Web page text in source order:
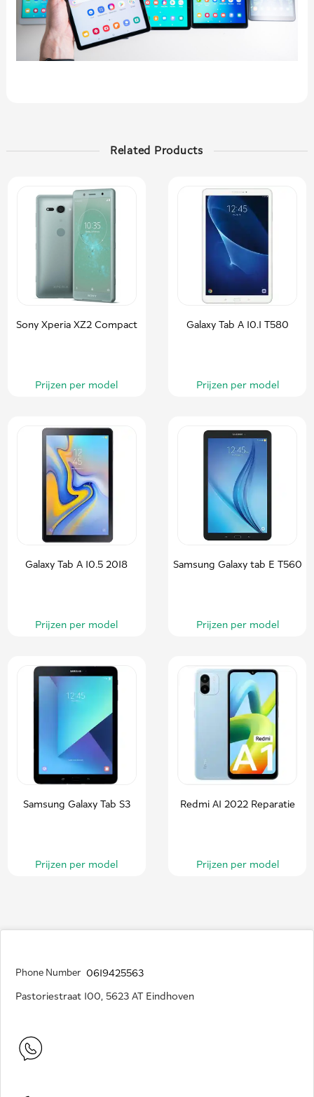
Related Products
Sony Xperia XZ2 Compact
Prijzen per model
Galaxy Tab A 10.1 T580
Prijzen per model
Galaxy Tab A 10.5 2018
Prijzen per model
Samsung Galaxy tab E T560
Prijzen per model
Samsung Galaxy Tab S3
Prijzen per model
Redmi A1 2022 Reparatie
Prijzen per model
Phone Number 0619425563
Pastoriestraat 100, 5623 AT Eindhoven